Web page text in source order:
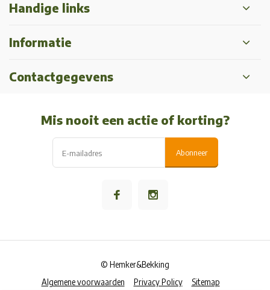
Handige links
Informatie
Contactgegevens
Mis nooit een actie of korting?
Abonneer
Algemene voorwaarden Privacy Policy Sitemap
© Hemker&Bekking